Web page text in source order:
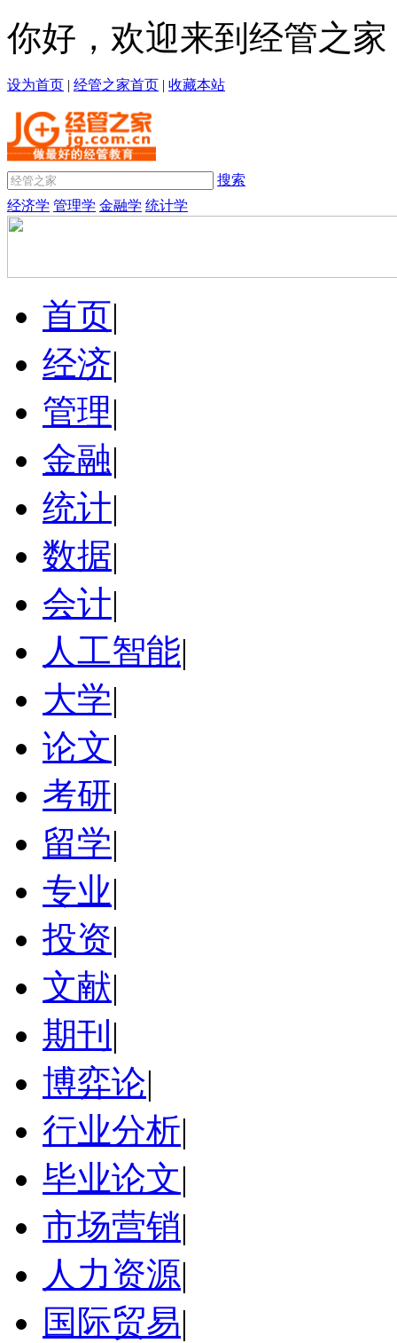
你好，欢迎来到经管之家
设为首页 | 经管之家首页 | 收藏本站
搜索
经济学 管理学 金融学 统计学
首页|
经济|
管理|
金融|
统计|
数据|
会计|
人工智能|
大学|
论文|
考研|
留学|
专业|
投资|
文献|
期刊 |
博弈论|
行业分析|
毕业论文|
市场营销|
人力资源|
国际贸易|